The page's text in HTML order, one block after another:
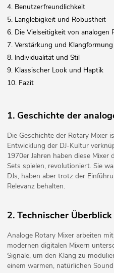
4. Benutzerfreundlichkeit
5. Langlebigkeit und Robustheit
6. Die Vielseitigkeit von analogen
7. Verstärkung und Klangformung
8. Individualität und Stil
9. Klassischer Look und Haptik
10. Fazit
1. Geschichte der
Die Geschichte der Rotary Mixer
Entwicklung der DJ-Kultur
1970er Jahren haben diese
Sets spielen, revolutioniert. Sie
DJs, haben aber trotz der
Relevanz behalten.
2. Technischer Überblick
Analoge Rotary Mixer arbeiten
modernen digitalen Mixern
Signale, um den Klang zu
einem warmen, natürlichen